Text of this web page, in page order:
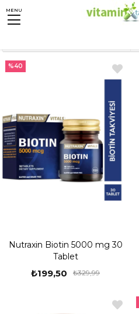
MENU
Anasayfa Biotin
Nutraxin Biotin 5000 mg 30
Tablet
₺199,50 ₺329,99
%40